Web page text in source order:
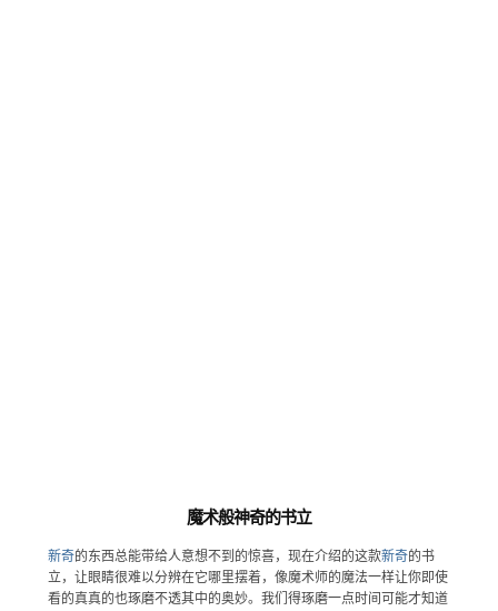
魔术般神奇的书立
新奇的东西总能带给人意想不到的惊喜，现在介绍的这款新奇的书
立，让眼睛很难以分辨在它哪里摆着，像魔术师的魔法一样让你即使
看的真真的也琢磨不透其中的奥妙。我们得琢磨一点时间可能才知道